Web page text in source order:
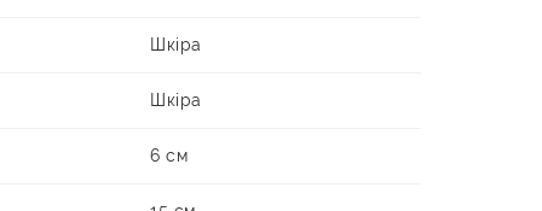
Шкіра
Шкіра
6 см